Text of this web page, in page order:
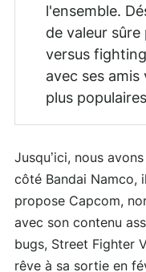
l'ensemble.
de valeur
versus
avec ses
plus
Jusqu’ici, nous
côté Bandai Namco,
propose Capcom,
avec son contenu
bugs, Street Fighter
rêve à sa sortie en